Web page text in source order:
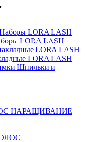
LORA LASH
LORA LASH
Шпильки и
НАРАЩИВАНИЕ